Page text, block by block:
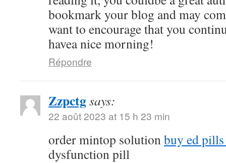
bookmark your blog and may
want to encourage that you
havea nice morning!
Répondre
Zzpctgsays:
22 août 2023 at 15 h 23 min
order mintop solutionbuy ed pills
dysfunction pill